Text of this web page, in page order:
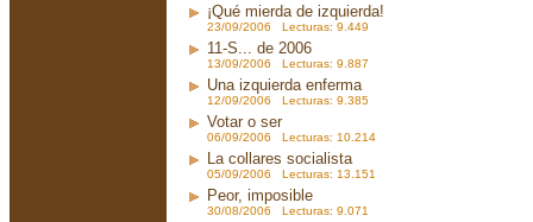
¡Qué mierda de izquierda!
23/09/2006 Lecturas: 9.449
11-S... de 2006
13/09/2006 Lecturas: 9.887
Una izquierda enferma
12/09/2006 Lecturas: 9.385
Votar o ser
06/09/2006 Lecturas: 10.214
La collares socialista
05/09/2006 Lecturas: 13.151
Peor, imposible
30/08/2006 Lecturas: 9.071